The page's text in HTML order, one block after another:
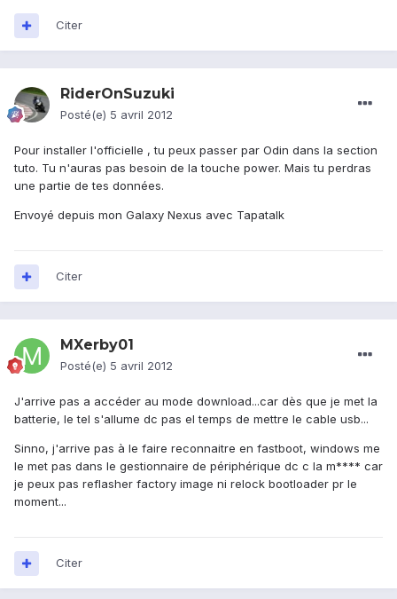
Citer
RiderOnSuzuki
Posté(e) 5 avril 2012
Pour installer l'officielle , tu peux passer par Odin dans la section
tuto. Tu n'auras pas besoin de la touche power. Mais tu perdras
une partie de tes données.
Envoyé depuis mon Galaxy Nexus avec Tapatalk
Citer
MXerby01
Posté(e) 5 avril 2012
J'arrive pas a accéder au mode download...car dès que je met la
batterie, le tel s'allume dc pas el temps de mettre le cable usb...
Sinno, j'arrive pas à le faire reconnaitre en fastboot, windows me
le met pas dans le gestionnaire de périphérique dc c la m**** car
je peux pas reflasher factory image ni relock bootloader pr le
moment...
Citer